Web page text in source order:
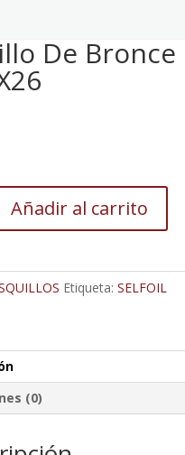
De Bronce
Añadir al carrito
Etiqueta: SELFOIL
(0)